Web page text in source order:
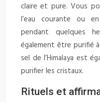
claire et pure. Vous
l’eau courante ou
pendant quelques
également être purifié à
sel de l’Himalaya est
purifier les cristaux.
Rituels et